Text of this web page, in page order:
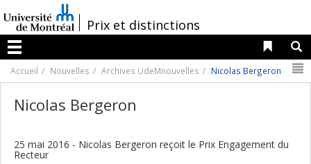
au
contenu
/Prix et distinctions
Menu
Liens
Accueil Nouvelles Archives UdeMnouvelles Nicolas Bergeron
Nicolas Bergeron
25 mai 2016 - Nicolas Bergeron reçoit le Prix Engagement du
Recteur